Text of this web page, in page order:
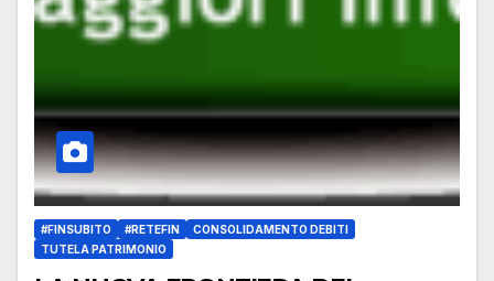
#FINSUBITO #RETEFIN
CONSOLIDAMENTO DEBITI
TUTELA PATRIMONIO